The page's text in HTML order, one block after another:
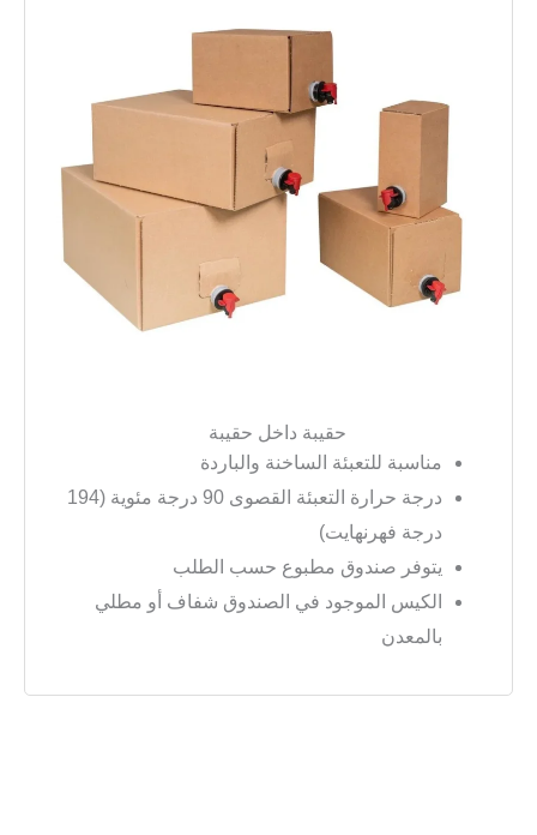
حقيبة داخل حقيبة
مناسبة للتعبئة الساخنة والباردة
درجة حرارة التعبئة القصوى 90 درجة مئوية (194
درجة فهرنهايت)
يتوفر صندوق مطبوع حسب الطلب
الكيس الموجود في الصندوق شفاف أو مطلي
بالمعدن